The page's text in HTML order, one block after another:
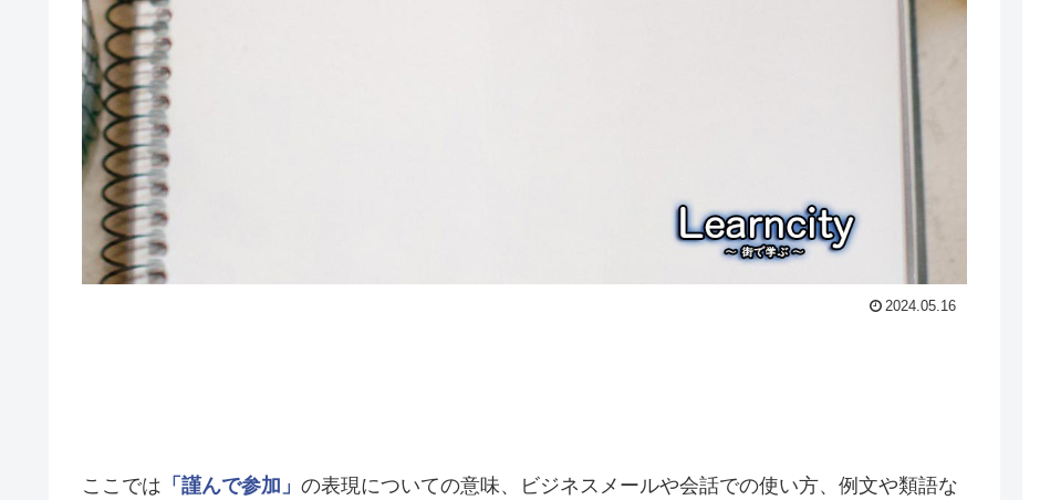
2024.05.16
ここでは 「謹んで参加」 の表現についての意味、ビジネスメールや会話での使い方、例文や類語な